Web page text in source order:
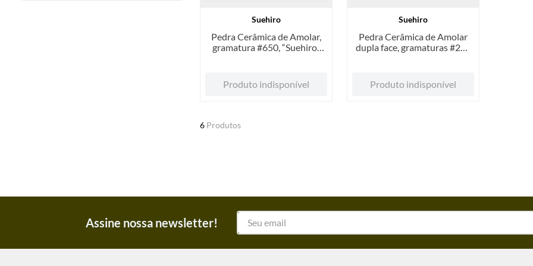
Suehiro
Pedra Cerâmica de Amolar,
gramatura #650, “Suehiro”,
Produto indisponível
Suehiro
Pedra Cerâmica de Amolar
dupla face, gramaturas #240
Produto indisponível
6 Produtos
Assine nossa newsletter!